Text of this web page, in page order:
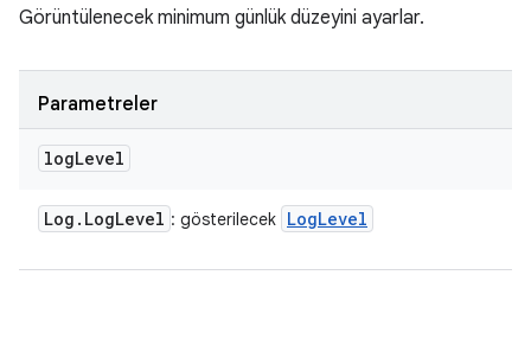
Görüntülenecek minimum günlük düzeyini ayarlar.
Parametreler
logLevel
Log . LogLevel : gösterilecek LogLevel